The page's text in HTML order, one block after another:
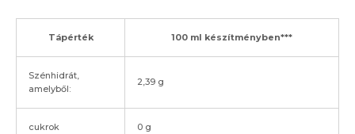
Tápérték 100 ml készítményben***
Szénhidrát,
amelyből:
2,39 g
cukrok 0 g